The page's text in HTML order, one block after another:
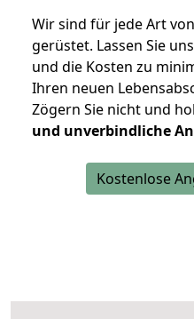
Wir sind für jede Art
gerüstet. Lassen Sie
und die Kosten zu
Ihren neuen
Zögern Sie nicht und
und unverbindliche
Kostenlose